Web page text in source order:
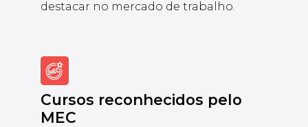
destacar no mercado de trabalho.
Cursos reconhecidos pelo
MEC